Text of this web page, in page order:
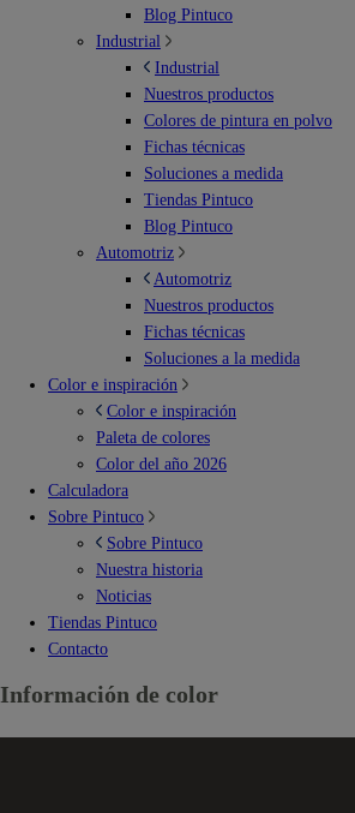
Blog Pintuco
Industrial
Industrial
Nuestros productos
Colores de pintura en polvo
Fichas técnicas
Soluciones a medida
Tiendas Pintuco
Blog Pintuco
Automotriz
Automotriz
Nuestros productos
Fichas técnicas
Soluciones a la medida
Color e inspiración
Color e inspiración
Paleta de colores
Color del año 2026
Calculadora
Sobre Pintuco
Sobre Pintuco
Nuestra historia
Noticias
Tiendas Pintuco
Contacto
Información de color